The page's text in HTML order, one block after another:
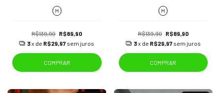
M
R$139,90 R$89,90
3x de R$29,97 sem juros
COMPRAR
M
R$139,90 R$89,90
3x de R$29,97 sem juros
COMPRAR